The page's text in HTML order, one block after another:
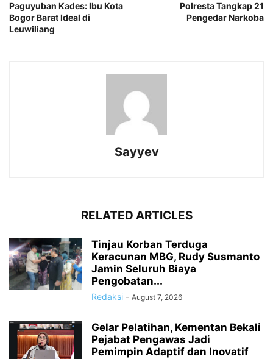
Paguyuban Kades: Ibu Kota
Bogor Barat Ideal di
Leuwiliang
Polresta Tangkap 21
Pengedar Narkoba
Sayyev
RELATED ARTICLES
Tinjau Korban Terduga
Keracunan MBG, Rudy Susmanto
Jamin Seluruh Biaya
Pengobatan...
Redaksi - August 7, 2026
Gelar Pelatihan, Kementan Bekali
Pejabat Pengawas Jadi
Pemimpin Adaptif dan Inovatif